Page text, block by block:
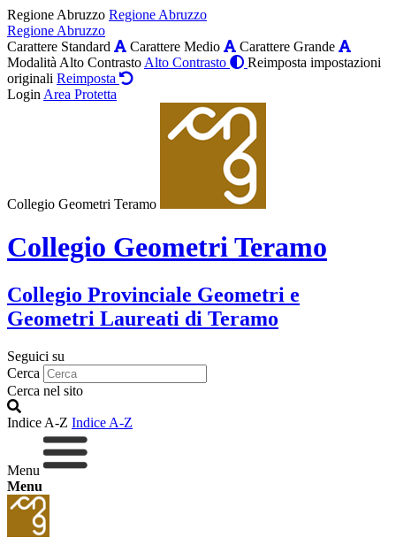
Regione Abruzzo Regione Abruzzo
Regione Abruzzo
Carattere Standard
Carattere Medio
Carattere Grande
Modalità Alto Contrasto Alto Contrasto
Reimposta impostazioni
originali Reimposta
Login Area Protetta
Collegio Geometri Teramo
Collegio Geometri Teramo
Collegio Provinciale Geometri e
Geometri Laureati di Teramo
Seguici su
Cerca
Cerca nel sito
Indice A-Z Indice A-Z
Menu
Menu